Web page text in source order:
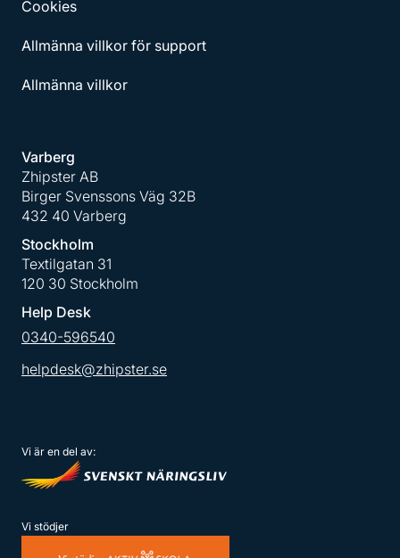
Cookies
Allmänna villkor för support
Allmänna villkor
Varberg
Zhipster AB
Birger Svenssons Väg 32B
432 40 Varberg
Stockholm
Textilgatan 31
120 30 Stockholm
Help Desk
0340-596540
helpdesk@zhipster.se
Vi är en del av:
Vi stödjer